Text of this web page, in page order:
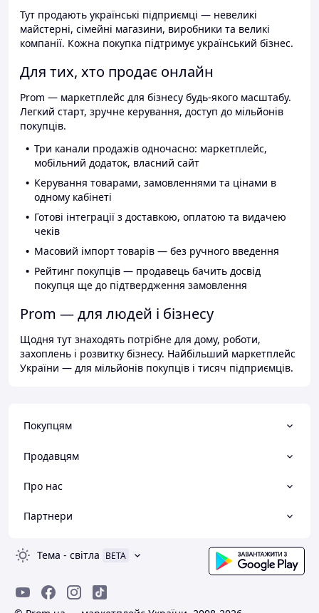
Тут продають українські підприємці — невеликі
майстерні, сімейні магазини, виробники та великі
компанії. Кожна покупка підтримує український бізнес.
Для тих, хто продає онлайн
Prom — маркетплейс для бізнесу будь-якого масштабу.
Легкий старт, зручне керування, доступ до мільйонів
покупців.
Три канали продажів одночасно: маркетплейс,
мобільний додаток, власний сайт
Керування товарами, замовленнями та цінами в
одному кабінеті
Готові інтеграції з доставкою, оплатою та видачею
чеків
Масовий імпорт товарів — без ручного введення
Рейтинг покупців — продавець бачить досвід
покупця ще до підтвердження замовлення
Prom — для людей і бізнесу
Щодня тут знаходять потрібне для дому, роботи,
захоплень і розвитку бізнесу. Найбільший маркетплейс
України — для мільйонів покупців і тисяч підприємців.
Покупцям
Продавцям
Про нас
Партнери
Тема - світла BETA